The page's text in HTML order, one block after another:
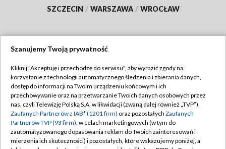
SZCZECIN / WARSZAWA / WROCŁAW
TVP
Abonament TVP
Emisja w TVP
Centrum informacji TVP
Naziemna Telewizja Cyfrowa
Regulamin TVP
Polityka prywatności
Moje zgody
Pomoc
Szanujemy Twoją prywatność
Kliknij "Akceptuję i przechodzę do serwisu", aby wyrazić zgody na
korzystanie z technologii automatycznego śledzenia i zbierania danych,
dostęp do informacji na Twoim urządzeniu końcowym i ich
przechowywanie oraz na przetwarzanie Twoich danych osobowych przez
nas, czyli Telewizję Polską S.A. w likwidacji (zwaną dalej również „TVP”),
Zaufanych Partnerów z IAB* (1201 firm) oraz pozostałych Zaufanych
Partnerów TVP (93 firm), w celach marketingowych (w tym do
zautomatyzowanego dopasowania reklam do Twoich zainteresowań i
mierzenia ich skuteczności) i pozostałych, które wskazujemy poniżej, a